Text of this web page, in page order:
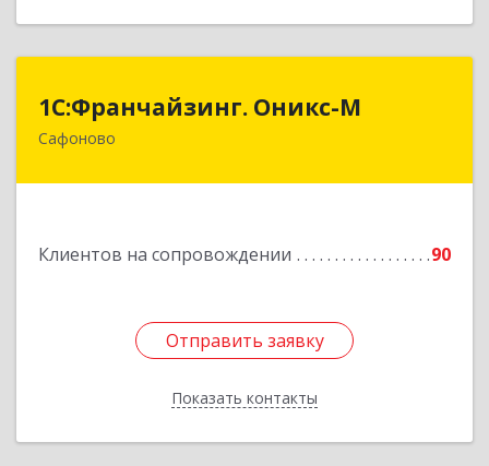
1С:Франчайзинг. Оникс-М
Сафоново
Клиентов на сопровождении 90
Отправить заявку
Показать контакты
1С:Франчайзинг. Оникс-М
215500, Смоленская обл, Сафоновский р-н,
Отправить заявку
Назад